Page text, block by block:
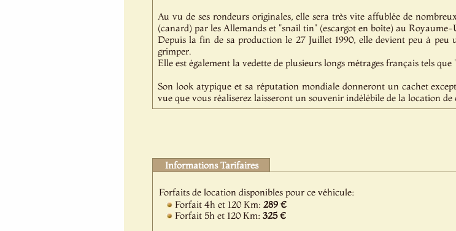
Au vu de ses rondeurs originales, elle sera très vite affublée de
(canard) par les Allemands et "snail tin" (escargot en boîte) au Royaume-
Depuis la fin de sa production le 27 Juillet 1990, elle devient peu à
grimper.
Elle est également la vedette de plusieurs longs métrages français tels
Son look atypique et sa réputation mondiale donneront un cachet
vue que vous réaliserez laisseront un souvenir indélébile de la location de
Informations Tarifaires
Forfaits de location disponibles pour ce véhicule:
Forfait 4h et 120 Km: 289 €
Forfait 5h et 120 Km: 325 €